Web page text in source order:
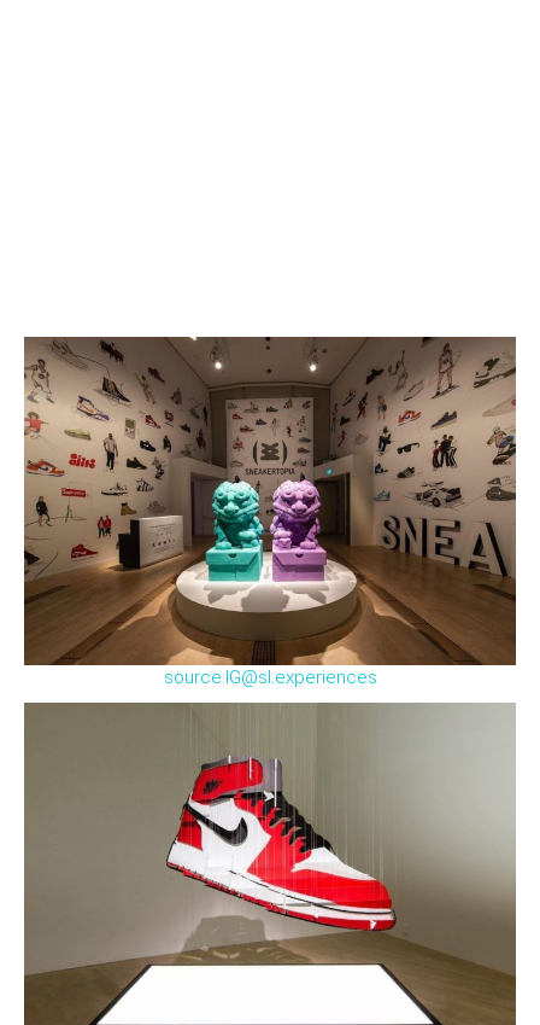
source:IG@sl.experiences